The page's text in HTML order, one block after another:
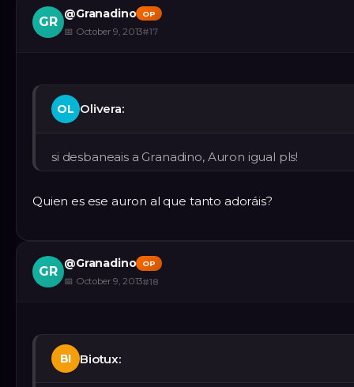
GR
@Granadino OP
📅 October 9, 2013#17
OL Olivera:
si desbaneais a Granadino, Auron igual pls!
Quien es ese auron al que tanto adoráis?
GR
@Granadino OP
📅 October 9, 2013#18
BI Biotux: